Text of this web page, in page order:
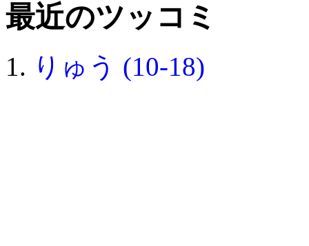
最近のツッコミ
りゅう (10-18)